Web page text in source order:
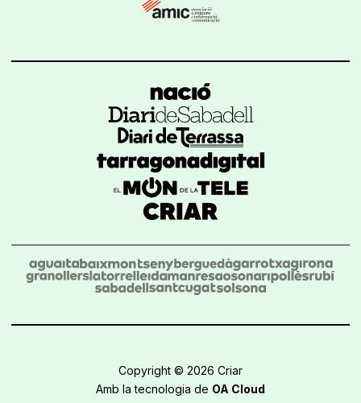
Copyright © 2026 Criar
Amb la tecnologia de OA Cloud